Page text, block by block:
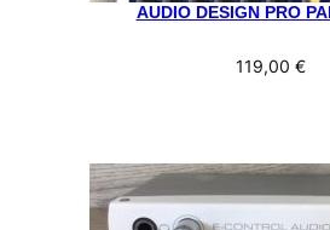
AUDIO DESIGN PRO
119,00 €